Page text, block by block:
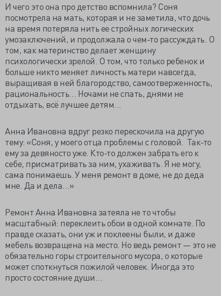
И чего это она про детство вспомнила? Соня
посмотрела на мать, которая и не заметила, что дочь
на время потеряла нить ее стройных логических
умозаключений, и продолжала о чем-то рассуждать. О
том, как материнство делает женщину
психологически зрелой. О том, что только ребенок и
больше никто меняет личность матери навсегда,
выращивая в ней благородство, самоотверженность,
рациональность… Ночами не спать, днями не
отдыхать, всё лучшее детям…
Анна Ивановна вдруг резко перескочила на другую
тему: «Соня, у моего отца проблемы с головой. Так-то
ему за девяносто уже. Кто-то должен забрать его к
себе, присматривать за ним, ухаживать. Я не могу,
сама понимаешь. У меня ремонт в доме, не до деда
мне. Да и дела…»
Ремонт Анна Ивановна затеяла не то чтобы
масштабный: переклеить обои в одной комнате. По
правде сказать, они уж и поклеены были, и даже
мебель возвращена на место. Но ведь ремонт — это не
обязательно горы строительного мусора, о которые
может споткнуться пожилой человек. Иногда это
просто состояние души…